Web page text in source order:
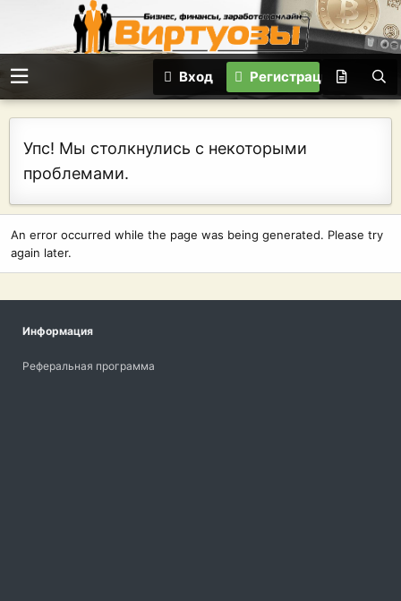
Вход Регистрация
Упс! Мы столкнулись с некоторыми
проблемами.
An error occurred while the page was being generated. Please try
again later.
Информация
Реферальная программа